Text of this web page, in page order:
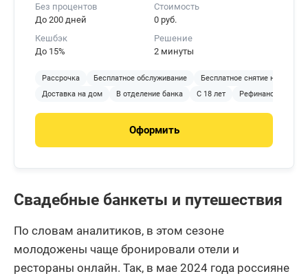
Без процентов
До 200 дней
Стоимость
0 руб.
Кешбэк
До 15%
Решение
2 минуты
Рассрочка Бесплатное обслуживание
Бесплатное снятие наличных
Доставка на дом
В отделение банка С 18 лет Рефинансирование
Оформить
Свадебные банкеты и путешествия
По словам аналитиков, в этом сезоне
молодожены чаще бронировали отели и
рестораны онлайн. Так, в мае 2024 года россияне